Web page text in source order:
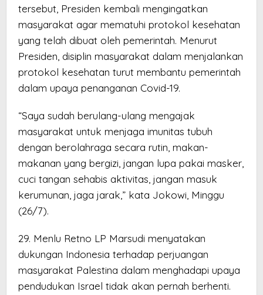
tersebut, Presiden kembali mengingatkan
masyarakat agar mematuhi protokol kesehatan
yang telah dibuat oleh pemerintah. Menurut
Presiden, disiplin masyarakat dalam menjalankan
protokol kesehatan turut membantu pemerintah
dalam upaya penanganan Covid-19.
“Saya sudah berulang-ulang mengajak
masyarakat untuk menjaga imunitas tubuh
dengan berolahraga secara rutin, makan-
makanan yang bergizi, jangan lupa pakai masker,
cuci tangan sehabis aktivitas, jangan masuk
kerumunan, jaga jarak,” kata Jokowi, Minggu
(26/7).
29. Menlu Retno LP Marsudi menyatakan
dukungan Indonesia terhadap perjuangan
masyarakat Palestina dalam menghadapi upaya
pendudukan Israel tidak akan pernah berhenti.